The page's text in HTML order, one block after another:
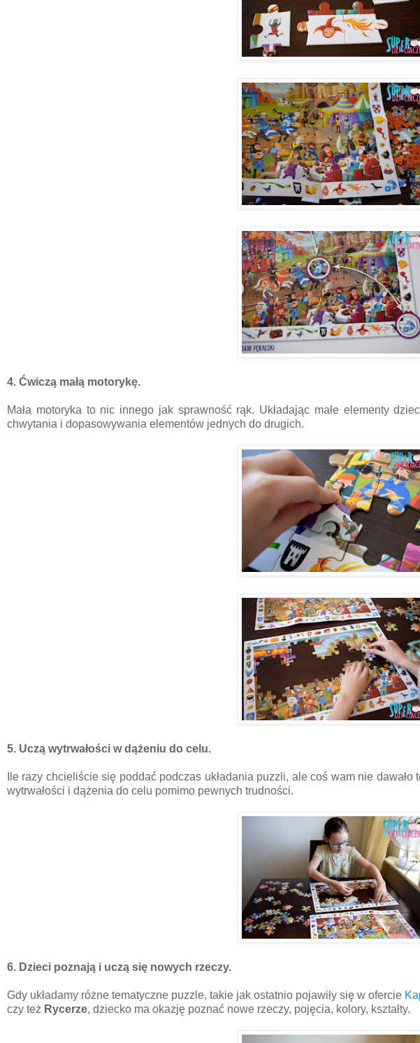
4. Ćwiczą małą motorykę.
Mała motoryka to nic innego jak sprawność rąk. Układając małe elementy
chwytania i dopasowywania elementów jednych do drugich.
5. Uczą wytrwałości w dążeniu do celu.
Ile razy chcieliście się poddać podczas układania puzzli, ale coś wam nie
wytrwałości i dążenia do celu pomimo pewnych trudności.
6. Dzieci poznają i uczą się nowych rzeczy.
Gdy układamy różne tematyczne puzzle, takie jak ostatnio pojawiły się w ofercie
czy też Rycerze, dziecko ma okazję poznać nowe rzeczy, pojęcia, kolory, kształty.